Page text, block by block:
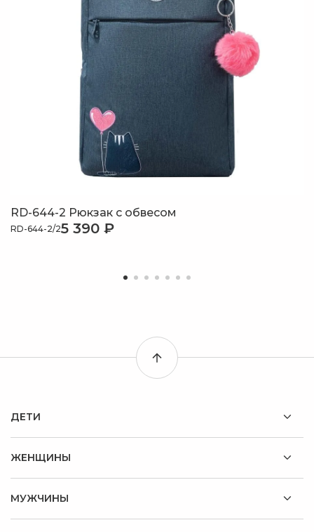
RD-644-2 Рюкзак с обвесом
RD-644-2/25 390 ₽
ДЕТИ
ЖЕНЩИНЫ
МУЖЧИНЫ